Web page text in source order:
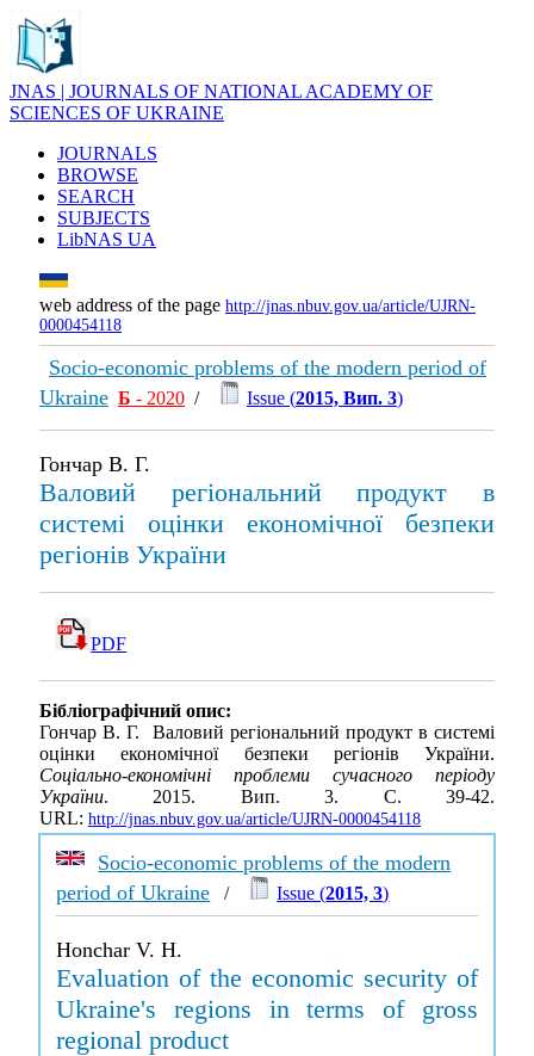
JNAS | JOURNALS OF NATIONAL ACADEMY OF
SCIENCES OF UKRAINE
JOURNALS
BROWSE
SEARCH
SUBJECTS
LibNAS UA
web address of the page http://jnas.nbuv.gov.ua/article/UJRN-
0000454118
Socio-economic problems of the modern period of
Ukraine Б - 2020 / Issue (2015, Вип. 3)
Гончар В. Г.
Валовий регіональний продукт в
системі оцінки економічної безпеки
регіонів України
PDF
Бібліографічний опис:
Гончар В. Г. Валовий регіональний продукт в системі
оцінки економічної безпеки регіонів України.
Соціально-економічні проблеми сучасного періоду
України. 2015. Вип. 3. С. 39-42.
URL: http://jnas.nbuv.gov.ua/article/UJRN-0000454118
Socio-economic problems of the modern
period of Ukraine / Issue (2015, 3)
Honchar V. H.
Evaluation of the economic security of
Ukraine's regions in terms of gross
regional product